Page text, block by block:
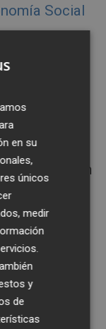
Social
la
de
Economía
el acto, con
lo
en
llena de
Economía
a
en su
únicos
medir
y
de